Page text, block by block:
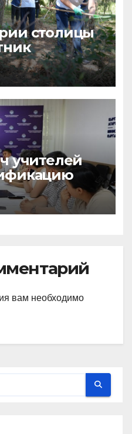
столицы
учителей
вам необходимо